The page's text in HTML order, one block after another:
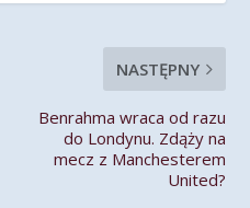
NASTĘPNY
Benrahma wraca od razu
do Londynu. Zdąży na
mecz z Manchesterem
United?